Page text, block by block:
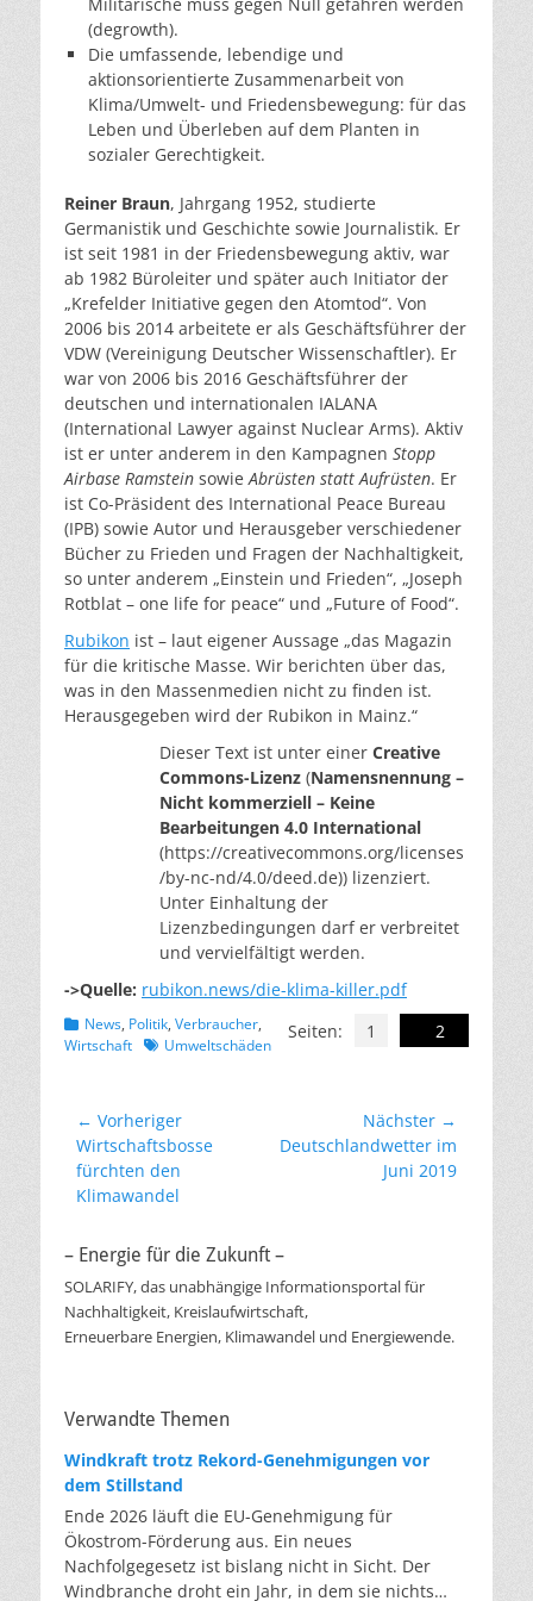
(degrowth).
Die umfassende, lebendige und
aktionsorientierte Zusammenarbeit von
Klima/Umwelt- und Friedensbewegung: für das
Leben und Überleben auf dem Planten in
sozialer Gerechtigkeit.
Reiner Braun, Jahrgang 1952, studierte
Germanistik und Geschichte sowie Journalistik. Er
ist seit 1981 in der Friedensbewegung aktiv, war
ab 1982 Büroleiter und später auch Initiator der
„Krefelder Initiative gegen den Atomtod“. Von
2006 bis 2014 arbeitete er als Geschäftsführer der
VDW (Vereinigung Deutscher Wissenschaftler). Er
war von 2006 bis 2016 Geschäftsführer der
deutschen und internationalen IALANA
(International Lawyer against Nuclear Arms). Aktiv
ist er unter anderem in den Kampagnen Stopp
Airbase Ramstein sowieAbrüsten statt Aufrüsten. Er
ist Co-Präsident des International Peace Bureau
(IPB) sowie Autor und Herausgeber verschiedener
Bücher zu Frieden und Fragen der Nachhaltigkeit,
so unter anderem „Einstein und Frieden“, „Joseph
Rotblat – one life for peace“ und „Future of Food“.
Rubikon ist – laut eigener Aussage „das Magazin
für die kritische Masse. Wir berichten über das,
was in den Massenmedien nicht zu finden ist.
Herausgegeben wird der Rubikon in Mainz.“
Dieser Text ist unter einer Creative
Commons-Lizenz (Namensnennung –
Nicht kommerziell – Keine
Bearbeitungen 4.0 International
(https://creativecommons.org/licenses
/by-nc-nd/4.0/deed.de)) lizenziert.
Unter Einhaltung der
Lizenzbedingungen darf er verbreitet
und vervielfältigt werden.
->Quelle: rubikon.news/die-klima-killer.pdf
Seiten:
1 2
Kategorien
News, Politik, Verbraucher,
Wirtschaft Schlagworte
Umweltschäden
Beitragsnavigation
← Vorheriger
Vorheriger
Beitrag:
Wirtschaftsbosse
fürchten den
Klimawandel
Nächster →
Nächster
Deutschlandwetter im
Juni 2019
– Energie für die Zukunft –
SOLARIFY, das unabhängige Informationsportal für
Nachhaltigkeit, Kreislaufwirtschaft,
Erneuerbare Energien, Klimawandel und Energiewende.
Verwandte Themen
Windkraft trotz Rekord-Genehmigungen vor
dem Stillstand
Ende 2026 läuft die EU-Genehmigung für
Ökostrom-Förderung aus. Ein neues
Nachfolgegesetz ist bislang nicht in Sicht. Der
Windbranche droht ein Jahr, in dem sie nichts